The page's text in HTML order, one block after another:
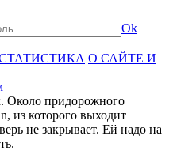
Ok
О САЙТЕ И
Около придорожного
из которого выходит
не закрывает. Ей надо на